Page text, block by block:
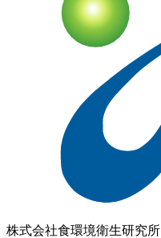
株式会社食環境衛生研究所